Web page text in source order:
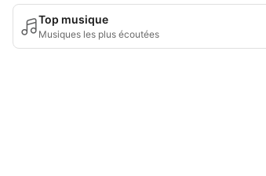
Top musique
Musiques les plus écoutées